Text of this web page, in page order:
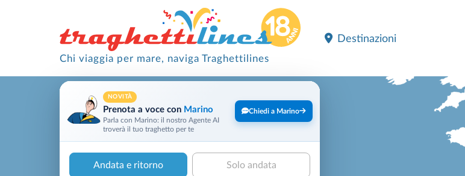
Chi viaggia per mare, naviga Traghettilines
Destinazioni
NOVITÀ
Prenota a voce con Marino
Parla con Marino: il nostro Agente AI
troverà il tuo traghetto per te
Chiedi a Marino
Andata e ritorno Solo andata